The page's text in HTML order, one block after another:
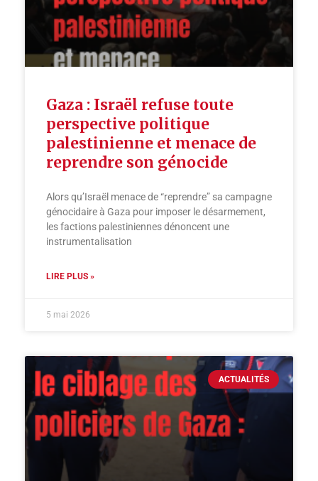
Gaza : Israël refuse toute
perspective politique
palestinienne et menace de
reprendre son génocide
Alors qu’Israël menace de “reprendre” sa campagne
génocidaire à Gaza pour imposer le désarmement,
les factions palestiniennes dénoncent une
instrumentalisation
LIRE PLUS »
5 mai 2026
ACTUALITÉS